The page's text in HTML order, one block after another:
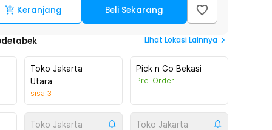
Keranjang Beli Sekarang
Lihat Lokasi Lainnya
Toko Jakarta
Utara
sisa 3
Pick n Go Bekasi
Pre-Order
Toko Jakarta
Toko Jakarta